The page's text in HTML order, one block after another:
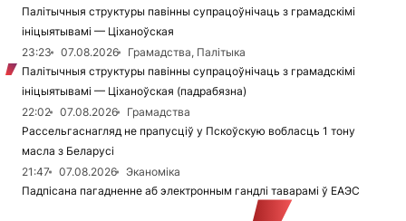
Палітычныя структуры павінны супрацоўнічаць з грамадскімі
ініцыятывамі — Ціханоўская
23:23
07.08.2026
Грамадства, Палітыка
Палітычныя структуры павінны супрацоўнічаць з грамадскімі
ініцыятывамі — Ціханоўская (падрабязна)
22:02
07.08.2026
Грамадства
Рассельгаснагляд не прапусціў у Пскоўскую вобласць 1 тону
масла з Беларусі
21:47
07.08.2026
Эканоміка
Падпісана пагадненне аб электронным гандлі таварамі ў ЕАЭС